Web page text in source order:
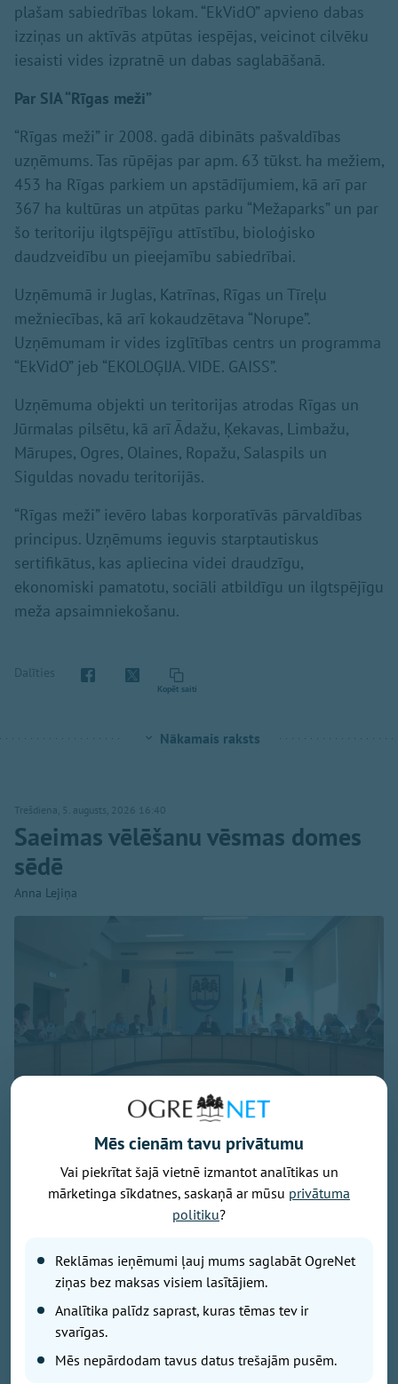
plašam sabiedrības lokam. “EkVidO” apvieno dabas
izziņas un aktīvās atpūtas iespējas, veicinot cilvēku
iesaisti vides izpratnē un dabas saglabāšanā.
Par SIA “Rīgas meži”
“Rīgas meži” ir 2008. gadā dibināts pašvaldības
uzņēmums. Tas rūpējas par apm. 63 tūkst. ha mežiem,
453 ha Rīgas parkiem un apstādījumiem, kā arī par
367 ha kultūras un atpūtas parku “Mežaparks” un par
šo teritoriju ilgtspējīgu attīstību, bioloģisko
daudzveidību un pieejamību sabiedrībai.
Uzņēmumā ir Juglas, Katrīnas, Rīgas un Tīreļu
mežniecības, kā arī kokaudzētava “Norupe”.
Uzņēmumam ir vides izglītības centrs un programma
“EkVidO” jeb “EKOLOĢIJA. VIDE. GAISS”.
Uzņēmuma objekti un teritorijas atrodas Rīgas un
Jūrmalas pilsētu, kā arī Ādažu, Ķekavas, Limbažu,
Mārupes, Ogres, Olaines, Ropažu, Salaspils un
Siguldas novadu teritorijās.
“Rīgas meži” ievēro labas korporatīvās pārvaldības
principus. Uzņēmums ieguvis starptautiskus
sertifikātus, kas apliecina videi draudzīgu,
ekonomiski pamatotu, sociāli atbildīgu un ilgtspējīgu
meža apsaimniekošanu.
Dalīties
Kopēt saiti
Nākamais raksts
Trešdiena, 5. augusts, 2026 16:40
Saeimas vēlēšanu vēsmas domes
sēdē
Anna Lejiņa
Foto: Ekrānuzņēmums
Pašvaldības domes sēdē 30. jūlijā jautās Saeimas
vēlēšanu tuvums.
Kāds prasmīgāk, cits ne tik veiksmīgi žonglēja ar
vārdiem, lai it kā iestātos par iedzīvotāju vajadzībām,
iestrēgusi vecā vinila platē. Var vien apbrīnot tos
sēdes klausītājus, kuri izturēja visas sešas ar pusi
Jau sēdes darba kārtības pirmais jautājums izvērtās
Mēs cienām tavu privātumu
Vai piekrītat šajā vietnē izmantot analītikas un
mārketinga sīkdatnes, saskaņā ar mūsu privātuma
politiku?
Reklāmas ieņēmumi ļauj mums saglabāt OgreNet
ziņas bez maksas visiem lasītājiem.
Analītika palīdz saprast, kuras tēmas tev ir
svarīgas.
Mēs nepārdodam tavus datus trešajām pusēm.